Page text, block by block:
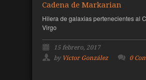
Cadena de Markarian
Hilera de galaxias pertenecientes al
Virgo
15 febrero, 2017
by Víctor González 0